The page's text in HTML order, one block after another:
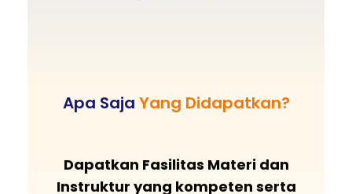
Apa Saja Yang Didapatkan?
Dapatkan Fasilitas Materi dan
Instruktur yang kompeten serta